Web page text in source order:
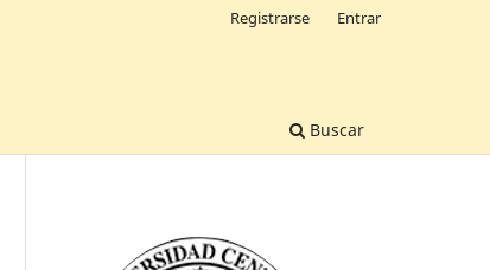
Buscar
Registrarse Entrar